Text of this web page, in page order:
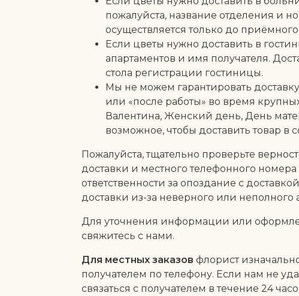
пожалуйста, название отделения и
осуществляется только до
Если цветы нужно доставить в
апартаментов и имя получателя.
стола регистрации гостиницы.
Мы не можем гарантировать
или «после работы» во время
Валентина, Женский день, День
возможное, чтобы доставить товар в
Пожалуйста, тщательно проверьте
доставки и местного телефонного
ответственности за опоздание с
доставки из-за неверного или неполного
Для уточнения информации или
свяжитесь с нами.
Для местных заказов флорист
получателем по телефону. Если нам не
связаться с получателем в течение 24